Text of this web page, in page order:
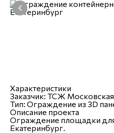
Характеристики
Заказчик: ТСЖ
Тип: Ограждение из 3D
Описание проекта
Ограждение площадки
Екатеринбург.